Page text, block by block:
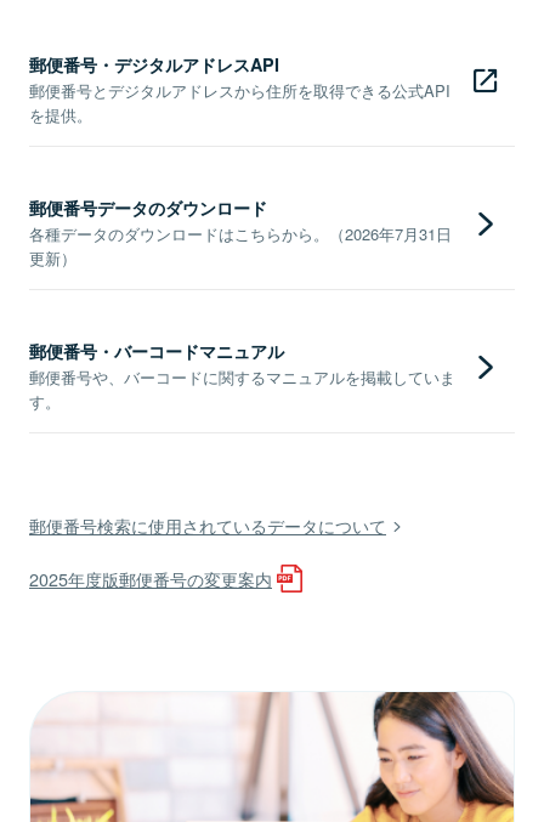
郵便番号・デジタルアドレスAPI
郵便番号とデジタルアドレスから住所を取得できる公式API
を提供。
郵便番号データのダウンロード
各種データのダウンロードはこちらから。（2026年7月31日
更新）
郵便番号・バーコードマニュアル
郵便番号や、バーコードに関するマニュアルを掲載していま
す。
郵便番号検索に使用されているデータについて
2025年度版郵便番号の変更案内